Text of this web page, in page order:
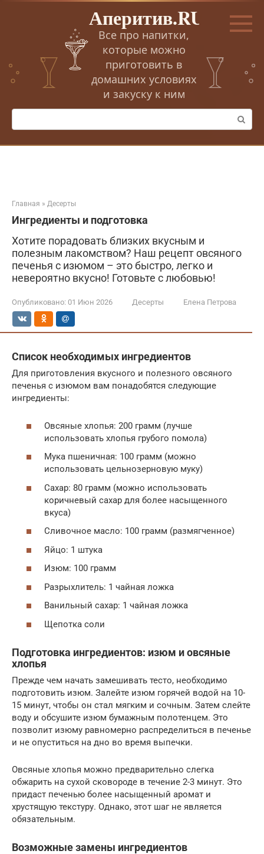
Перейти
Аперитив.RU
Все про напитки,
которые можно
приготовить в
домашних условиях
и закуску к ним
Поиск:
Главная » Десерты
Ингредиенты и подготовка
Хотите порадовать близких вкусным и
полезным лакомством? Наш рецепт овсяного
печенья с изюмом – это быстро, легко и
невероятно вкусно! Готовьте с любовью!
Опубликовано: 01 Июн 2026 Десерты Елена Петрова
Список необходимых ингредиентов
Для приготовления вкусного и полезного овсяного
печенья с изюмом вам понадобятся следующие
ингредиенты:
Овсяные хлопья: 200 грамм (лучше
использовать хлопья грубого помола)
Мука пшеничная: 100 грамм (можно
использовать цельнозерновую муку)
Сахар: 80 грамм (можно использовать
коричневый сахар для более насыщенного
вкуса)
Сливочное масло: 100 грамм (размягченное)
Яйцо: 1 штука
Изюм: 100 грамм
Разрыхлитель: 1 чайная ложка
Ванильный сахар: 1 чайная ложка
Щепотка соли
Подготовка ингредиентов: изюм и овсяные
хлопья
Прежде чем начать замешивать тесто, необходимо
подготовить изюм. Залейте изюм горячей водой на 10-
15 минут, чтобы он стал мягким и сочным. Затем слейте
воду и обсушите изюм бумажным полотенцем. Это
позволит изюму равномерно распределиться в печенье
и не опуститься на дно во время выпечки.
Овсяные хлопья можно предварительно слегка
обжарить на сухой сковороде в течение 2-3 минут. Это
придаст печенью более насыщенный аромат и
хрустящую текстуру. Однако, этот шаг не является
обязательным.
Возможные замены ингредиентов